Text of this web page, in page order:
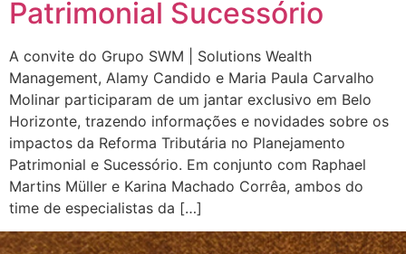
Patrimonial Sucessório
A convite do Grupo SWM | Solutions Wealth
Management, Alamy Candido e Maria Paula Carvalho
Molinar participaram de um jantar exclusivo em Belo
Horizonte, trazendo informações e novidades sobre os
impactos da Reforma Tributária no Planejamento
Patrimonial e Sucessório. Em conjunto com Raphael
Martins Müller e Karina Machado Corrêa, ambos do
time de especialistas da […]